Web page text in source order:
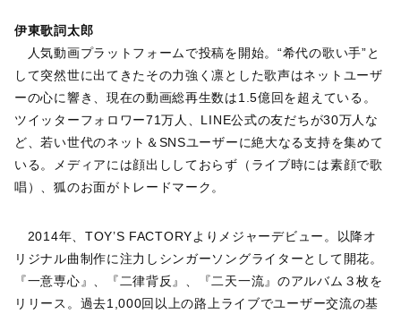
伊東歌詞太郎
人気動画プラットフォームで投稿を開始。“希代の歌い手”と
して突然世に出てきたその力強く凛とした歌声はネットユーザ
ーの心に響き、現在の動画総再生数は1.5億回を超えている。
ツイッターフォロワー71万人、LINE公式の友だちが30万人な
ど、若い世代のネット＆SNSユーザーに絶大なる支持を集めて
いる。メディアには顔出ししておらず（ライブ時には素顔で歌
唱）、狐のお面がトレードマーク。
2014年、TOY’S FACTORYよりメジャーデビュー。以降オ
リジナル曲制作に注力しシンガーソングライターとして開花。
『一意専心』、『二律背反』、『二天一流』のアルバム３枚を
リリース。過去1,000回以上の路上ライブでユーザー交流の基